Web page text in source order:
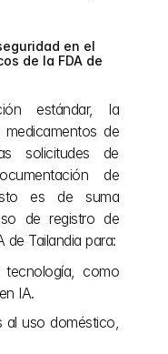
en el
de la FDA de
estándar, la
de
solicitudes de
de
es de suma
de registro de
Tailandia para:
tecnología, como
IA.
al uso doméstico,